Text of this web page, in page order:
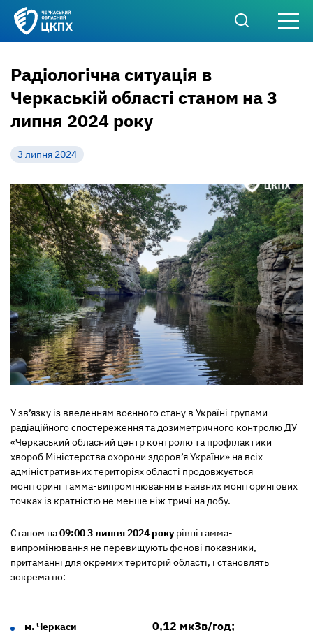
Радіологічна ситуація в
Черкаській області станом на 3
липня 2024 року
3 липня 2024
У зв’язку із введенням воєнного стану в Україні групами
радіаційного спостереження та дозиметричного контролю ДУ
«Черкаський обласний центр контролю та профілактики
хвороб Міністерства охорони здоров’я України» на всіх
адміністративних територіях області продовжується
моніторинг гамма-випромінювання в наявних моніторингових
точках із кратністю не менше ніж тричі на добу.
Станом на09:00 3 липня 2024 рокурівні гамма-
випромінювання не перевищують фонові показники,
притаманні для окремих територій області, і становлять
зокрема по:
м. Черкаси 0,12 мкЗв/год;